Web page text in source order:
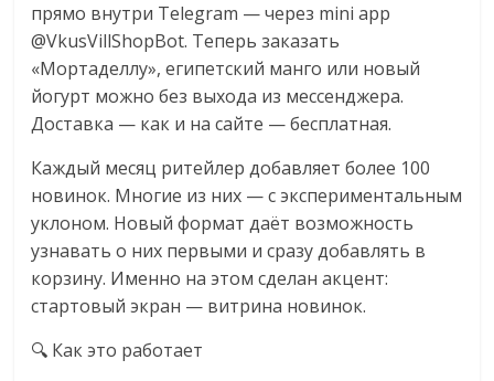
Commerce,
ритейле,
логистике,
технологиях,
соцсетях.
важно,
как
знать
как
Сеть
меняет
людей
прямо внутри Telegram — через mini app
@VkusVillShopBot. Теперь заказать
«Мортаделлу», египетский манго или новый
йогурт можно без выхода из мессенджера.
Доставка — как и на сайте — бесплатная.
Каждый месяц ритейлер добавляет более 100
новинок. Многие из них — с экспериментальным
уклоном. Новый формат даёт возможность
узнавать о них первыми и сразу добавлять в
корзину. Именно на этом сделан акцент:
стартовый экран — витрина новинок.
🔍 Как это работает